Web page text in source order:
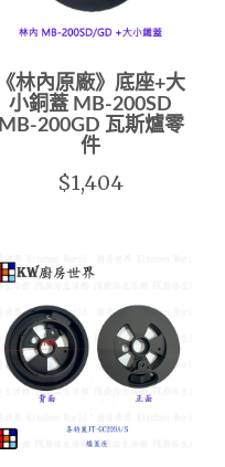
《林內原廠》底座+大
小銅蓋 MB-200SD
MB-200GD 瓦斯爐零
件
$1,404